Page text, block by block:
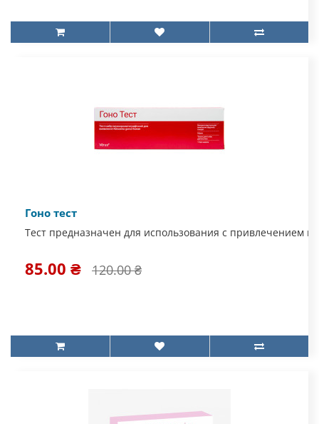
Гоно тест
Тест предназначен для использования с привлечением
85.00 ₴ 120.00 ₴